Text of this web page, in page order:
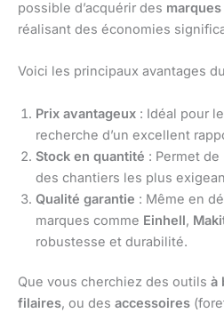
possible d’acquérir des
réalisant des économies
Voici les principaux avantages
Prix avantageux : Idéal pour
recherche d’un excellent
Stock en quantité : Permet
des chantiers les plus
Qualité garantie : Même en
marques comme Einhell,
robustesse et durabilité.
Que vous cherchiez des outils à
filaires, ou des accessoires